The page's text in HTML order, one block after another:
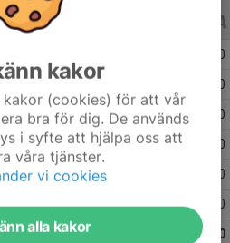
0
0
12 0 0
6 0
0
9 0 0
0
kakor
kakor (cookies) för att vår
bra för dig. De används
i syfte att hjälpa oss att
våra tjänster.
vi cookies
alla kakor